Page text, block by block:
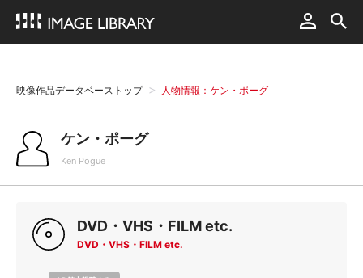
映像作品データベーストップ 人物情報：ケン・ポーグ
ケン・ポーグ
Ken Pogue
DVD・VHS・FILM etc.
DVD・VHS・FILM etc.